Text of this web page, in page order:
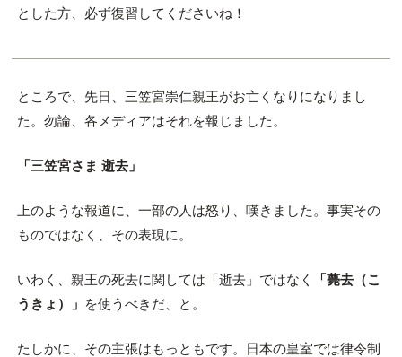
とした方、必ず復習してくださいね！
ところで、先日、三笠宮崇仁親王がお亡くなりになりまし
た。勿論、各メディアはそれを報じました。
「三笠宮さま 逝去」
上のような報道に、一部の人は怒り、嘆きました。事実その
ものではなく、その表現に。
いわく、親王の死去に関しては「逝去」ではなく
「薨去（こ
うきょ）」 を使うべきだ、と。
たしかに、その主張はもっともです。日本の皇室では律令制